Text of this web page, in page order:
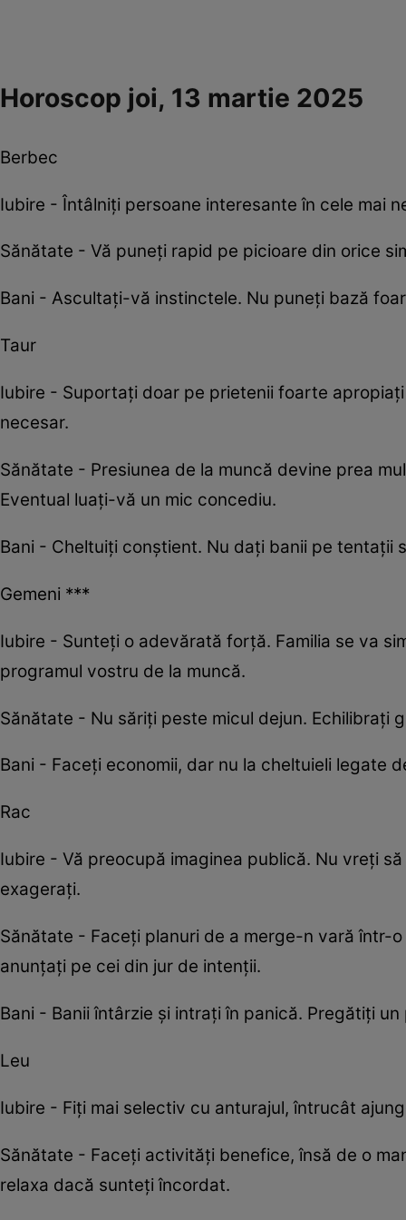
Horoscop joi, 13 martie 2025
Berbec
Iubire - Întâlniți persoane interesante în cele mai
Sănătate - Vă puneți rapid pe picioare din orice
Bani - Ascultați-vă instinctele. Nu puneți bază
Taur
Iubire - Suportați doar pe prietenii foarte
necesar.
Sănătate - Presiunea de la muncă devine prea
Eventual luați-vă un mic concediu.
Bani - Cheltuiți conștient. Nu dați banii pe
Gemeni ***
Iubire - Sunteți o adevărată forță. Familia se va
programul vostru de la muncă.
Sănătate - Nu săriți peste micul dejun. Echilibrați
Bani - Faceți economii, dar nu la cheltuieli legate
Rac
Iubire - Vă preocupă imaginea publică. Nu vreți
exagerați.
Sănătate - Faceți planuri de a merge-n vară într-
anunțați pe cei din jur de intenții.
Bani - Banii întârzie și intrați în panică. Pregătiți
Leu
Iubire - Fiţi mai selectiv cu anturajul, întrucât
Sănătate - Faceţi activităţi benefice, însă de o
relaxa dacă sunteți încordat.